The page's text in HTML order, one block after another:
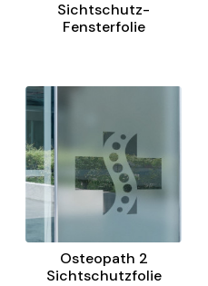
Sichtschutz-
Fensterfolie
Osteopath 2
Sichtschutzfolie